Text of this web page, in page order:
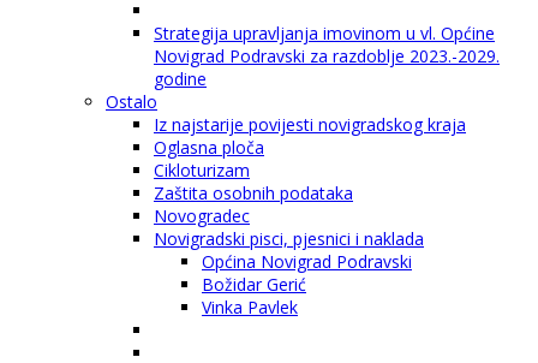
Strategija upravljanja imovinom u vl. Općine
Novigrad Podravski za razdoblje 2023.-2029.
godine
Ostalo
Iz najstarije povijesti novigradskog kraja
Oglasna ploča
Cikloturizam
Zaštita osobnih podataka
Novogradec
Novigradski pisci, pjesnici i naklada
Općina Novigrad Podravski
Božidar Gerić
Vinka Pavlek